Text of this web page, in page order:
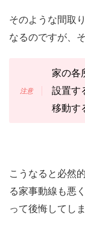
そのような間取
なるのですが、
家の各
設置す
移動す
こうなると必然
る家事動線も悪
って後悔してし